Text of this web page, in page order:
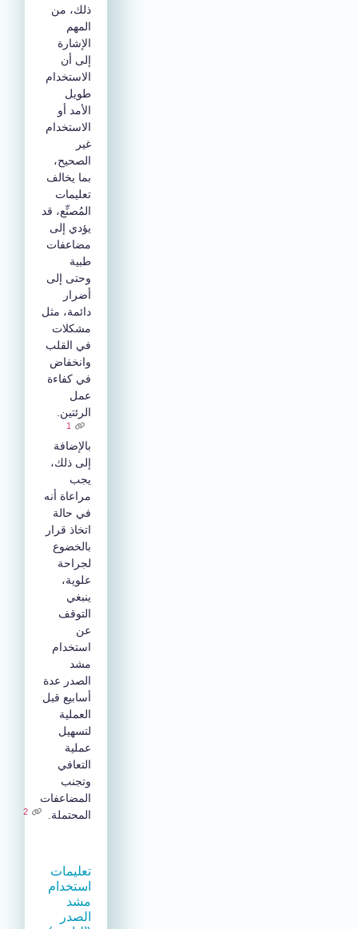
ذلك، من
المهم
الإشارة
إلى أن
الاستخدام
طويل
الأمد أو
الاستخدام
الصحيح،
بما يخالف
تعليمات
المُصنِّع، قد
يؤدي إلى
مضاعفات
وحتى إلى
أضرار
دائمة، مثل
مشكلات
في القلب
وانخفاض
في كفاءة
الرئتين.
بالإضافة
إلى ذلك،
مراعاة أنه
في حالة
اتخاذ قرار
بالخضوع
لجراحة
علوية،
ينبغي
التوقف
استخدام
الصدر عدة
أسابيع قبل
العملية
لتسهيل
عملية
التعافي
وتجنب
المضاعفات
المحتملة.
تعليمات
استخدام
مشد
الصدر